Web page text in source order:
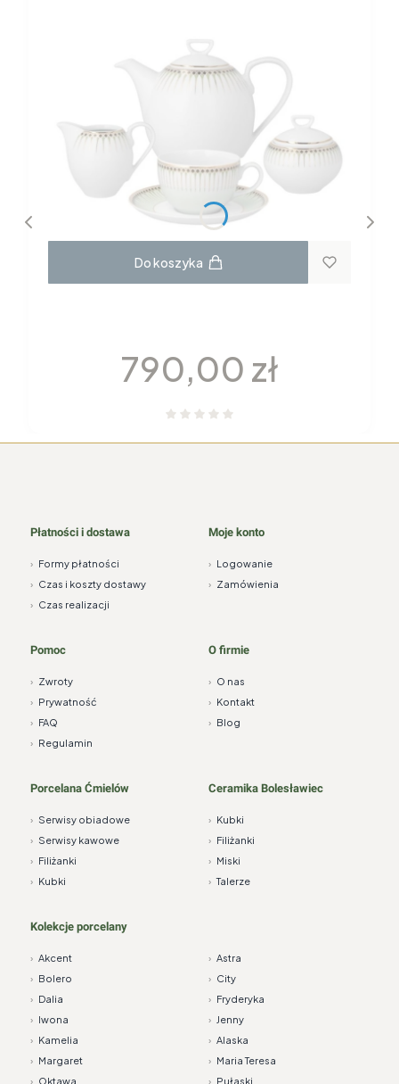
Do koszyka
Cena
790,00 zł
Płatności i dostawa
› Formy płatności
› Czas i koszty dostawy
› Czas realizacji
Moje konto
› Logowanie
› Zamówienia
Pomoc
› Zwroty
› Prywatność
› FAQ
› Regulamin
O firmie
› O nas
› Kontakt
› Blog
Porcelana Ćmielów
› Serwisy obiadowe
› Serwisy kawowe
› Filiżanki
› Kubki
Ceramika Bolesławiec
› Kubki
› Filiżanki
› Miski
› Talerze
Kolekcje porcelany
› Akcent › Astra
› Bolero › City
› Dalia › Fryderyka
› Iwona › Jenny
› Kamelia › Alaska
› Margaret › Maria Teresa
› Oktawa › Pułaski